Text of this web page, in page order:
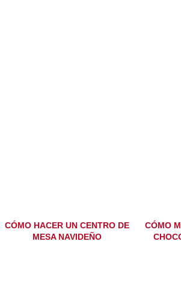
CÓMO HACER UN CENTRO DE
MESA NAVIDEÑO
CÓMO